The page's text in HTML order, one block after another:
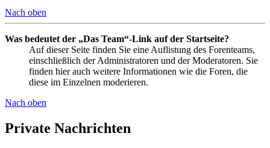
Nach oben
Was bedeutet der „Das Team“-Link auf der Startseite?
Auf dieser Seite finden Sie eine Auflistung des Forenteams,
einschließlich der Administratoren und der Moderatoren. Sie
finden hier auch weitere Informationen wie die Foren, die
diese im Einzelnen moderieren.
Nach oben
Private Nachrichten